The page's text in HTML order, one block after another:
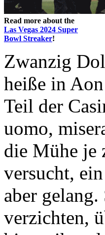
Read more about the
Las Vegas 2024 Super
Bowl Streaker!
Zwanzig
heiße in
Teil der
uomo,
die Mühe je
versucht,
aber
verzichten,